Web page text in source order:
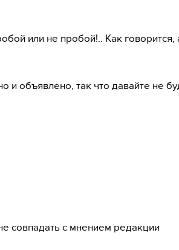
или не пробой!.. Как говорится,
и объявлено, так что давайте не
совпадать с мнением редакции